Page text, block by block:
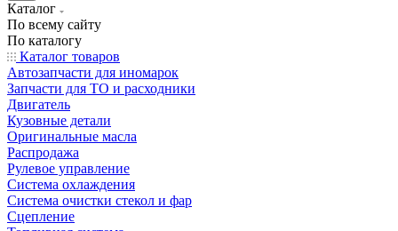
Каталог
По всему сайту
По каталогу
Каталог товаров
Автозапчасти для иномарок
Запчасти для ТО и расходники
Двигатель
Кузовные детали
Оригинальные масла
Распродажа
Рулевое управление
Система охлаждения
Система очистки стекол и фар
Сцепление